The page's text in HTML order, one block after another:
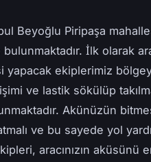
Beyoğlu Piripaşa
İlk olarak
yapacak ekiplerimiz
ve lastik sökülüp
Akünüzün
ve bu sayede yol
aracınızın aküsünü